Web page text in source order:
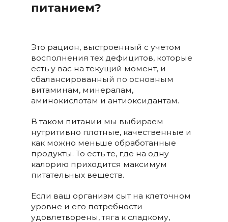
питанием?
Это рацион, выстроенный с учетом
восполнения тех дефицитов, которые
есть у вас на текущий момент, и
сбалансированный по основным
витаминам, минералам,
аминокислотам и антиоксидантам.
В таком питании мы выбираем
нутритивно плотные, качественные и
как можно меньше обработанные
продукты. То есть те, где на одну
калорию приходится максимум
питательных веществ.
Если ваш организм сыт на клеточном
уровне и его потребности
удовлетворены, тяга к сладкому,